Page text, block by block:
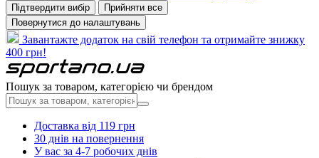
Підтвердити вибір
Прийняти все
Повернутися до налаштувань
Завантажте додаток на свій телефон та отримайте знижку
400 грн!
Пошук за товаром, категорією чи брендом
Доставка від 119 грн
30 днів на повернення
У вас за 4-7 робочих днів